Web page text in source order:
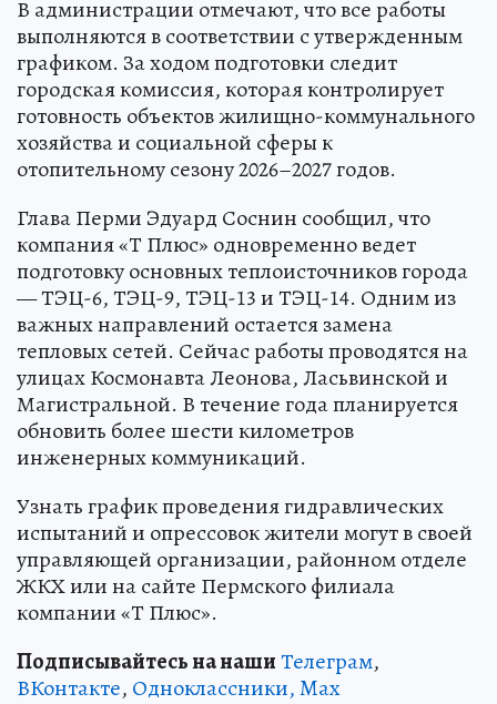
В администрации отмечают, что все работы
выполняются в соответствии с утвержденным
графиком. За ходом подготовки следит
городская комиссия, которая контролирует
готовность объектов жилищно-коммунального
хозяйства и социальной сферы к
отопительному сезону 2026–2027 годов.
Глава Перми Эдуард Соснин сообщил, что
компания «Т Плюс» одновременно ведет
подготовку основных теплоисточников города
— ТЭЦ-6, ТЭЦ-9, ТЭЦ-13 и ТЭЦ-14. Одним из
важных направлений остается замена
тепловых сетей. Сейчас работы проводятся на
улицах Космонавта Леонова, Ласьвинской и
Магистральной. В течение года планируется
обновить более шести километров
инженерных коммуникаций.
Узнать график проведения гидравлических
испытаний и опрессовок жители могут в своей
управляющей организации, районном отделе
ЖКХ или на сайте Пермского филиала
компании «Т Плюс».
Подписывайтесь на нашиТелеграм,
ВКонтакте, Одноклассники,Max